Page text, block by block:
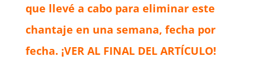
que llevé a cabo para eliminar este
chantaje en una semana, fecha por
fecha. ¡VER AL FINAL DEL ARTÍCULO!